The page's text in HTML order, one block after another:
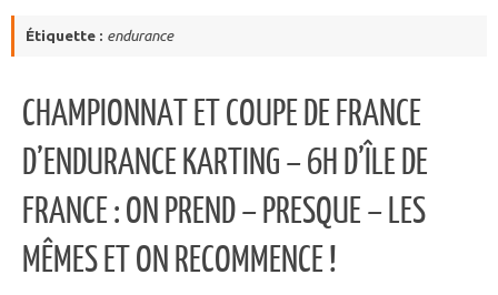
Étiquette : endurance
CHAMPIONNAT ET COUPE DE FRANCE
D’ENDURANCE KARTING – 6H D’ÎLE DE
FRANCE : ON PREND – PRESQUE – LES
MÊMES ET ON RECOMMENCE !